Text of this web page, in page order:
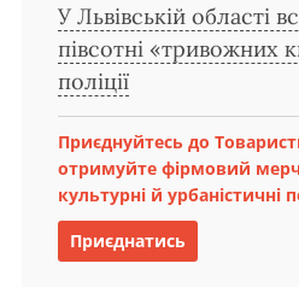
У Львівській області
півсотні «тривожних
поліції
Приєднуйтесь до
отримуйте фірмовий
культурні й урбаністичні
Приєднатись